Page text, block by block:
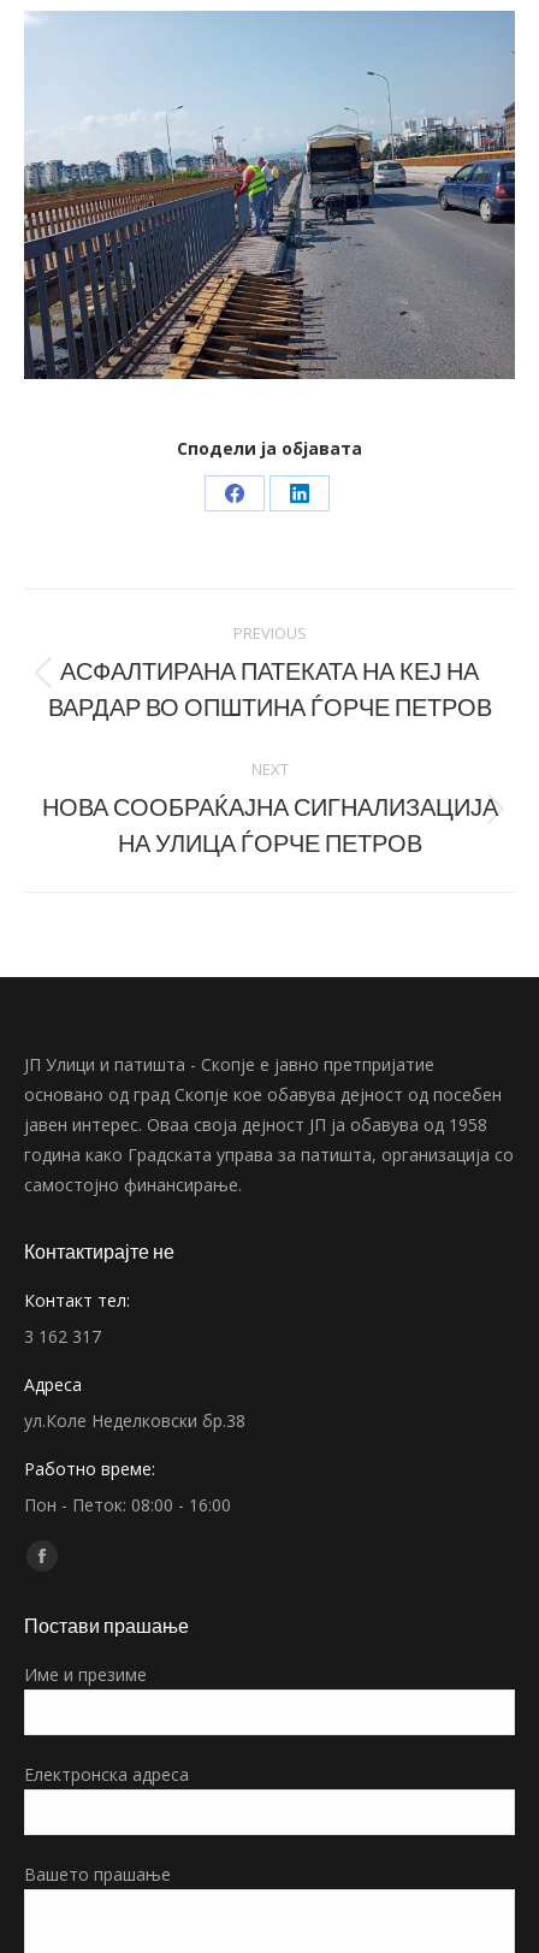
Сподели ја објавата
Share Share
navigation
PREVIOUS
Previous
post:
АСФАЛТИРАНА ПАТЕКАТА НА КЕЈ НА
ВАРДАР ВО ОПШТИНА ЃОРЧЕ ПЕТРОВ
NEXT
Next
post:
НОВА СООБРАЌАЈНА СИГНАЛИЗАЦИЈА
НА УЛИЦА ЃОРЧЕ ПЕТРОВ
ЈП Улици и патишта - Скопје е јавно претпријатие
основано од град Скопје кое обавува дејност од посебен
јавен интерес. Оваа своја дејност ЈП ја обавува од 1958
година како Градската управа за патишта, организација со
самостојно финансирање.
Контактирајте не
Контакт тел:
3 162 317
Адреса
ул.Коле Неделковски бр.38
Работно време:
Пон - Петок: 08:00 - 16:00
Find us on:
Facebook
opens
new
Постави прашање
Име и презиме
Електронска адреса
Вашето прашање